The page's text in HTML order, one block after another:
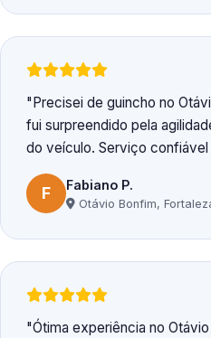
Precisei de guincho no
fui surpreendido pela
do veículo. Serviço
F Fabiano P.
Otávio Bonfim,
Ótima experiência no